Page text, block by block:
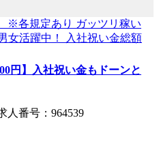
円】入社祝い金もドーンと
番号：964539